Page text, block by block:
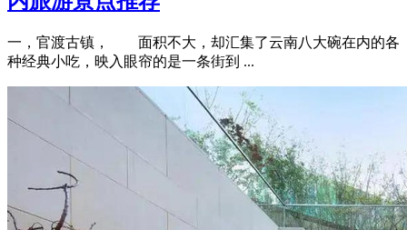
一，官渡古镇， 面积不大，却汇集了云南八大碗在内的各
种经典小吃，映入眼帘的是一条街到 ...